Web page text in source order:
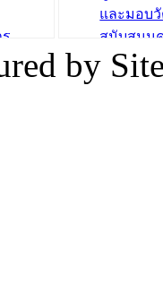
ร
ผู้
และมอบ
สนับสนุน
ภัยน้ำท่วม
ภาพบรร
by